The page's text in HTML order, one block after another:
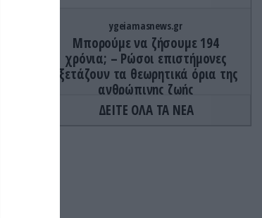
ygeiamasnews.gr
Μπορούμε να ζήσουμε 194
χρόνια; – Ρώσοι επιστήμονες
εξετάζουν τα θεωρητικά όρια της
ανθρώπινης ζωής
ΙΣΤΟΡΙΑ 23:15
ΔΕΙΤΕ ΟΛΑ ΤΑ ΝΕΑ